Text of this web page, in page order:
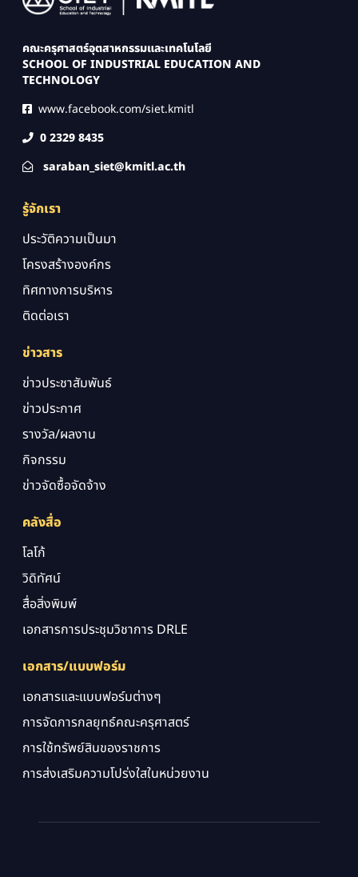
คณะครุศาสตร์อุตสาหกรรมและเทคโนโลยี
SCHOOL OF INDUSTRIAL EDUCATION AND
TECHNOLOGY
www.facebook.com/siet.kmitl
0 2329 8435
saraban_siet@kmitl.ac.th
รู้จักเรา
ประวัติความเป็นมา
โครงสร้างองค์กร
ทิศทางการบริหาร
ติดต่อเรา
ข่าวสาร
ข่าวประชาสัมพันธ์
ข่าวประกาศ
รางวัล/ผลงาน
กิจกรรม
ข่าวจัดซื้อจัดจ้าง
คลังสื่อ
โลโก้
วิดิทัศน์
สื่อสิ่งพิมพ์
เอกสารการประชุมวิชาการ DRLE
เอกสาร/แบบฟอร์ม
เอกสารและแบบฟอร์มต่างๆ
การจัดการกลยุทธ์คณะครุศาสตร์
การใช้ทรัพย์สินของราชการ
การส่งเสริมความโปร่งใสในหน่วยงาน